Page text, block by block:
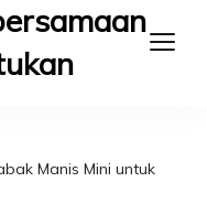
Manis Mini untuk